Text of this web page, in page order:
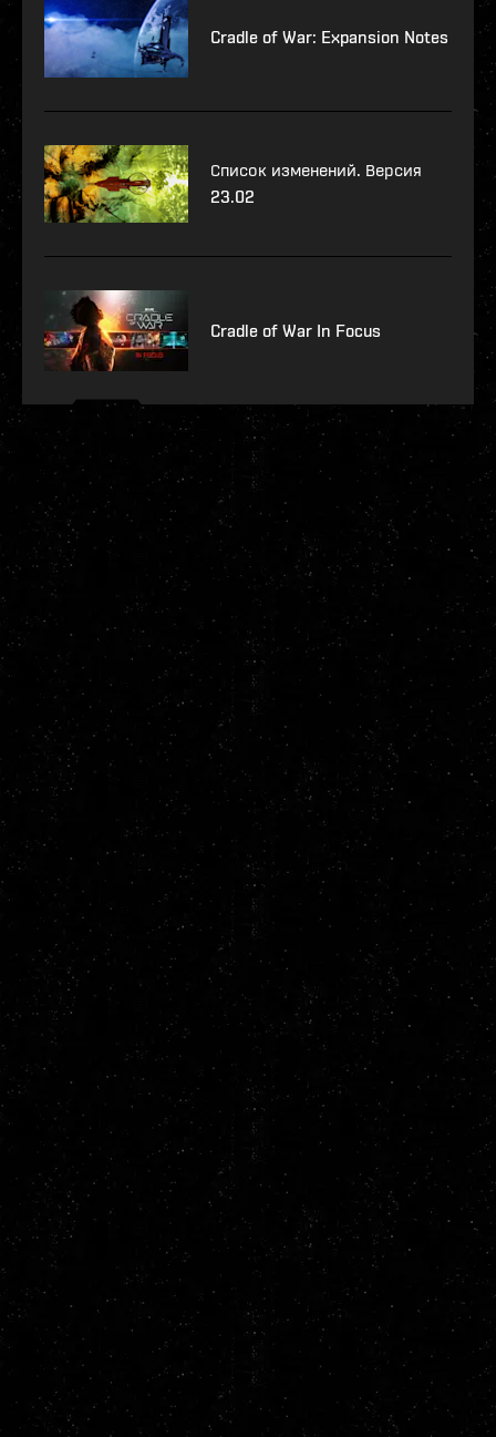
Cradle of War: Expansion Notes
Список изменений. Версия
23.02
Cradle of War In Focus